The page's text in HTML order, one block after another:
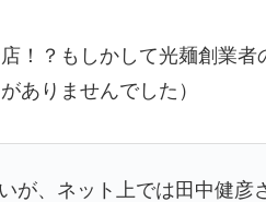
！？もしかして光麺創業者
ありませんでした）
が、ネット上では田中健彦